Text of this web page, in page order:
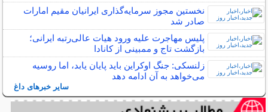
نخستین مجوز سرمایه‌گذاری ایرانیان مقیم امارات
صادر شد
پلیس مهاجرت علیه ورود هیات عالی‌رتبه ایرانی؛
بازگشت تاج و ممبینی از کانادا
زلنسکی: جنگ اوکراین باید پایان یابد، اما روسیه
می‌خواهد به آن ادامه دهد
سایر خبرهای داغ